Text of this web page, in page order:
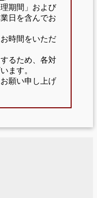
期間」および
日を含んでお
時間をいただ
るため、各対
ます。
願い申し上げ